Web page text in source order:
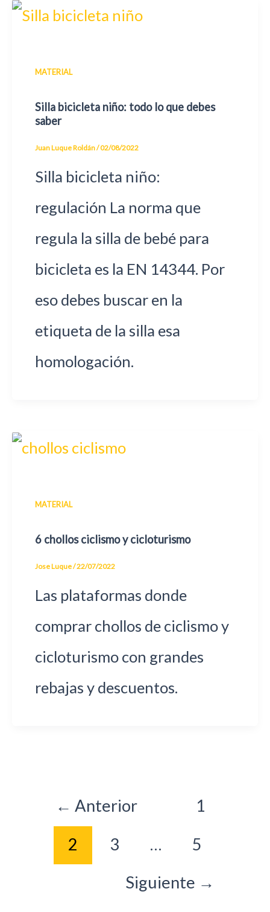
MATERIAL
Silla bicicleta niño: todo lo que debes
saber
Juan Luque Roldán/02/08/2022
Silla bicicleta niño:
regulación La norma que
regula la silla de bebé para
bicicleta es la EN 14344. Por
eso debes buscar en la
etiqueta de la silla esa
homologación.
MATERIAL
6 chollos ciclismo y cicloturismo
Jose Luque/22/07/2022
Las plataformas donde
comprar chollos de ciclismo y
cicloturismo con grandes
rebajas y descuentos.
Paginación
entradas
← Anterior
1
2
3 …
5
Siguiente →